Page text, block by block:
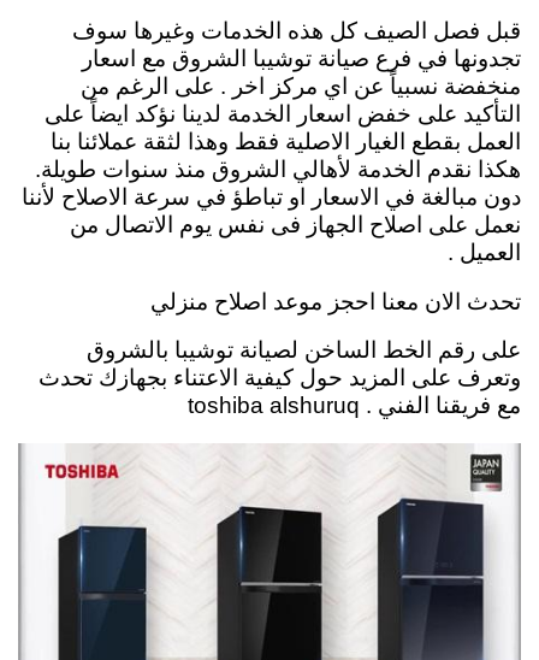
قبل فصل الصيف كل هذه الخدمات وغيرها سوف
تجدونها في فرع صيانة توشيبا الشروق مع اسعار
منخفضة نسبياً عن اي مركز اخر . على الرغم من
التأكيد على خفض اسعار الخدمة لدينا نؤكد ايضاً على
العمل بقطع الغيار الاصلية فقط وهذا لثقة عملائنا بنا
هكذا نقدم الخدمة لأهالي الشروق منذ سنوات طويلة.
دون مبالغة في الاسعار او تباطؤ في سرعة الاصلاح لأننا
نعمل على اصلاح الجهاز فى نفس يوم الاتصال من
العميل .
تحدث الان معنا احجز موعد اصلاح منزلي
على رقم الخط الساخن لصيانة توشيبا بالشروق
وتعرف على المزيد حول كيفية الاعتناء بجهازك تحدث
مع فريقنا الفني . toshiba alshuruq